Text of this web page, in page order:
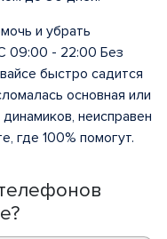
и убрать
09:00 - 22:00 Без
быстро садится
основная или
неисправен
где 100% помогут.